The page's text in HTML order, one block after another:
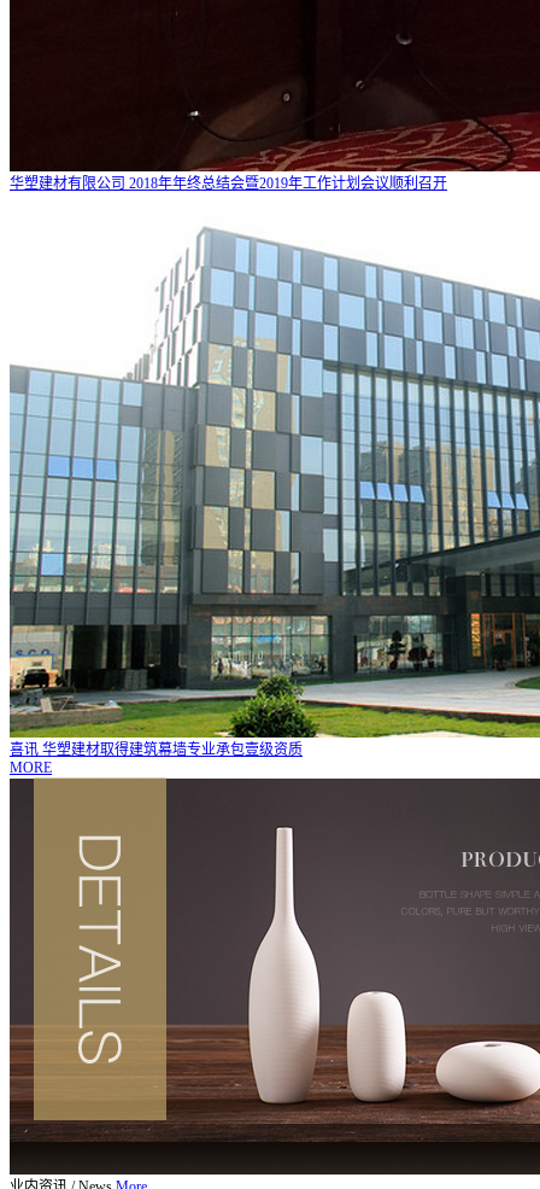
华塑建材有限公司 2018年年终总结会暨2019年工作计划会议顺利召开
喜讯 华塑建材取得建筑幕墙专业承包壹级资质
MORE